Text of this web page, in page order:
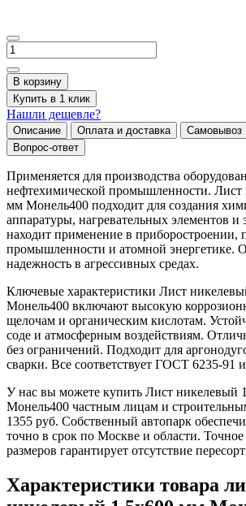
В корзину
Купить в 1 клик
Нашли дешевле?
Описание Оплата и доставка Самовывоз
Вопрос-ответ
Применяется для производства
нефтехимической промышленности. Лист
мм Монель400 подходит для создания
аппаратуры, нагревательных элементов и
находит применение в приборостроении,
промышленности и атомной энергетике.
надежность в агрессивных средах.
Ключевые характеристики Лист
Монель400 включают высокую
щелочам и органическим кислотам.
соде и атмосферным воздействиям.
без ограничений. Подходит для
сварки. Все соответствует ГОСТ 6235-91
У нас вы можете купить Лист никелевый
Монель400 частным лицам и
1355 руб. Собственный автопарк
точно в срок по Москве и области.
размеров гарантирует отсутствие
Характеристики товара